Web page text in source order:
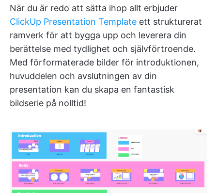
När du är redo att sätta ihop allt erbjuder
ClickUp Presentation Template ett strukturerat
ramverk för att bygga upp och leverera din
berättelse med tydlighet och självförtroende.
Med förformaterade bilder för introduktionen,
huvuddelen och avslutningen av din
presentation kan du skapa en fantastisk
bildserie på nolltid!